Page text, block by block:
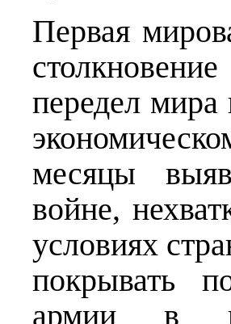
Первая
передел мира
месяцы
войне,
условиях
покрывать
армии в